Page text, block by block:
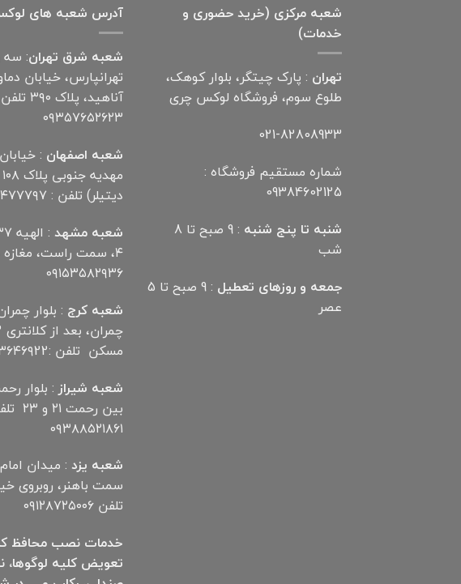
شعبه مرکزی (خرید حضوری و
خدمات)
تهران : پارک چیتگر، بلوار کوهک،
طلوع سوم، فروشگاه لوکس چری
021-82808933
شماره مستقیم فروشگاه :
09384602125
شنبه تا پنج شنبه
: 9 صبح تا 8
شب
جمعه و روزهای تعطیل
: 9 صبح تا 5
عصر
آدرس شعبه های
شعبه شرق تهران: سه
تهرانپارس، خیابان
آناهید، پلاک ۳۹۰ تلفن
۰۹۳۵۷۶۵۲۶۲۳
شعبه اصفهان :
دیتیلر) تلفن : ۰۹۱۳۵۴۷۷۷۹۷
شعبه مشهد
۴، سمت راست،
۰۹۱۵۳۵۸۲۹۳۶
شعبه کرج : بلوار
مسکن تلفن :۰۹۳۶۳۶۴۶۹22
شعبه شیراز : بلوار
بین رحمت
۰۹۳۸۸۵۲۱۸۶۱
شعبه یزد : میدان
سمت باهنر، روبروی
تلفن ۰۹۱۲۸۷۲۵۰۰۶
خدمات نصب محافظ
تعویض کلیه